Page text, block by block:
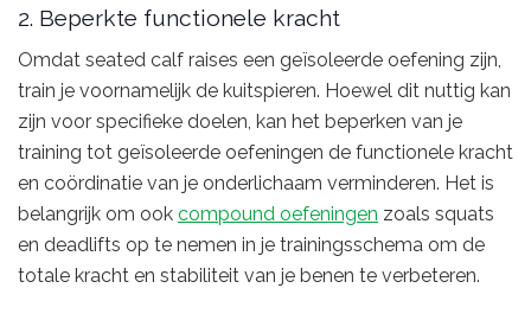
2. Beperkte functionele kracht
Omdat seated calf raises een geïsoleerde oefening zijn,
train je voornamelijk de kuitspieren. Hoewel dit nuttig kan
zijn voor specifieke doelen, kan het beperken van je
training tot geïsoleerde oefeningen de functionele kracht
en coördinatie van je onderlichaam verminderen. Het is
belangrijk om ook compound oefeningen zoals squats
en deadlifts op te nemen in je trainingsschema om de
totale kracht en stabiliteit van je benen te verbeteren.